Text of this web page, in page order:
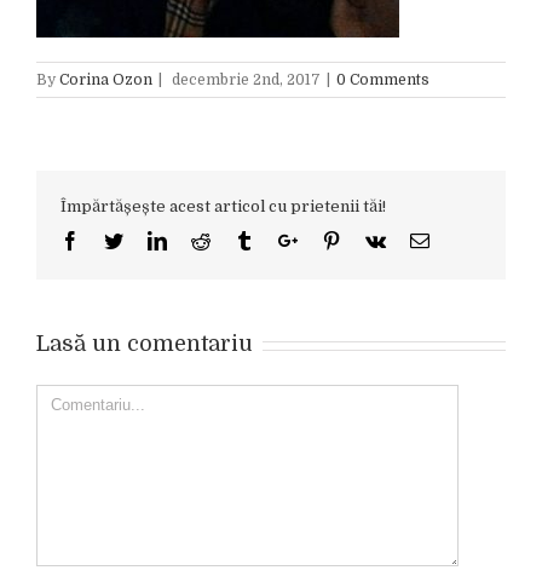
By Corina Ozon decembrie 2nd, 2017 0 Comments
Împărtășește acest articol cu prietenii tăi!
Facebook
TwitterLinkedinReddit TumblrGoogle+Pinterest
Vk Email
Lasă un comentariu
Comment